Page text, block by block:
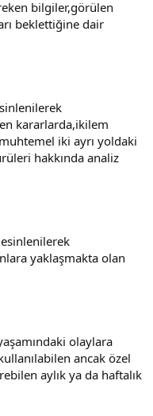
bilgiler,görülen
beklettiğine dair
kararlarda,ikilem
iki ayrı yoldaki
hakkında analiz
esinlenilerek
yaklaşmakta olan
olaylara
ancak özel
aylık ya da haftalık